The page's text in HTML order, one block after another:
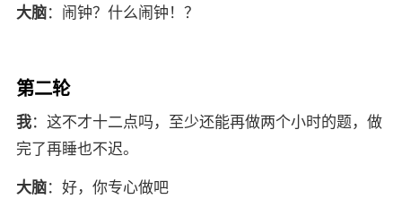
大脑：闹钟？什么闹钟！？
第二轮
我：这不才十二点吗，至少还能再做两个小时的题，做
完了再睡也不迟。
大脑：好，你专心做吧